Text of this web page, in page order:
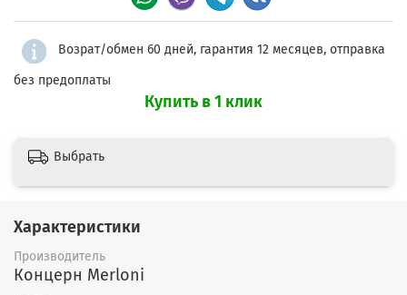
Возрат/обмен 60 дней, гарантия 12 месяцев, отправка
без предоплаты
Купить в 1 клик
Выбрать
Характеристики
Производитель
Концерн Merloni